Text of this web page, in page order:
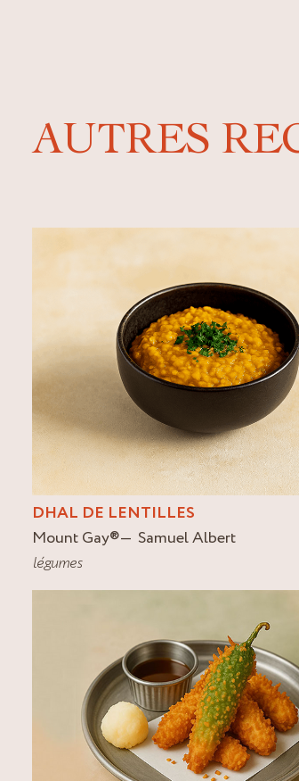
AUTRES
DHAL DE LENTILLES
Mount Gay®
Samuel Albert
légumes